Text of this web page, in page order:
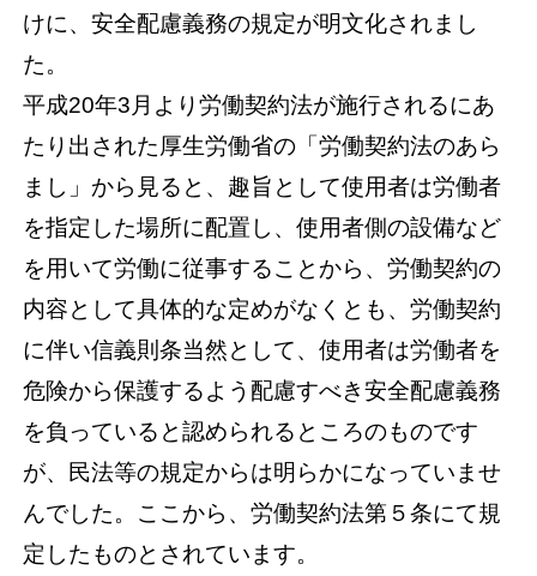
けに、安全配慮義務の規定が明文化されまし
た。
平成20年3月より労働契約法が施行されるにあ
たり出された厚生労働省の「労働契約法のあら
まし」から見ると、趣旨として使用者は労働者
を指定した場所に配置し、使用者側の設備など
を用いて労働に従事することから、労働契約の
内容として具体的な定めがなくとも、労働契約
に伴い信義則条当然として、使用者は労働者を
危険から保護するよう配慮すべき安全配慮義務
を負っていると認められるところのものです
が、民法等の規定からは明らかになっていませ
んでした。ここから、労働契約法第５条にて規
定したものとされています。